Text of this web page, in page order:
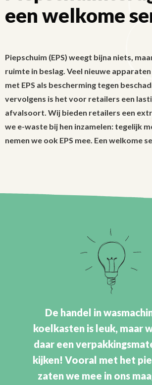
een welkome
Piepschuim (EPS) weegt bijna niets,
ruimte in beslag. Veel nieuwe
met EPS als bescherming tegen
vervolgens is het voor retailers een
afvalsoort. Wij bieden retailers een
we e-waste bij hen inzamelen: tegelijk
nemen we ook EPS mee. Een welkome
De handel in
koelkasten is leuk, maar
daar een
kijken! Vooral met het
zaten we mee in ons